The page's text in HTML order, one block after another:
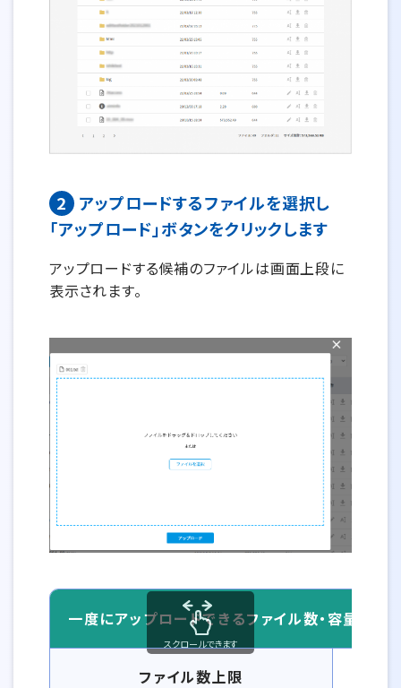
2
アップロードするファイルを選択し
「アップロード」ボタンをクリックします
アップロードする候補のファイルは画面上段に
表示されます。
一度にアップロードできるファイル数・容量一覧
一度にアップロードできるファイル数・容量
ファイル数上限
スクロールできます